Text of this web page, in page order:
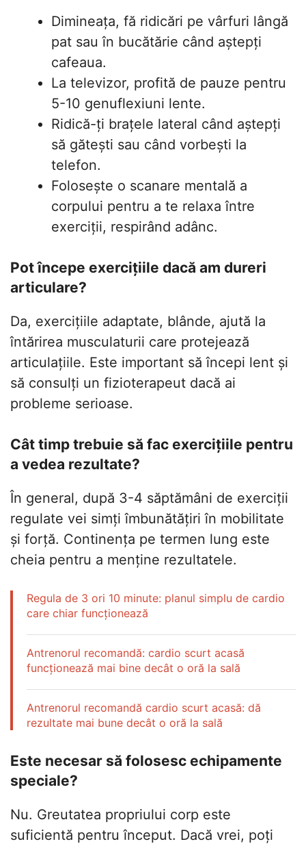
Dimineața, fă ridicări pe vârfuri lângă
pat sau în bucătărie când aștepți
cafeaua.
La televizor, profită de pauze pentru
5-10 genuflexiuni lente.
Ridică-ți brațele lateral când aștepți
să gătești sau când vorbești la
telefon.
Folosește o scanare mentală a
corpului pentru a te relaxa între
exerciții, respirând adânc.
Pot începe exercițiile dacă am dureri
articulare?
Da, exercițiile adaptate, blânde, ajută la
întărirea musculaturii care protejează
articulațiile. Este important să începi lent și
să consulți un fizioterapeut dacă ai
probleme serioase.
Cât timp trebuie să fac exercițiile pentru
a vedea rezultate?
În general, după 3-4 săptămâni de exerciții
regulate vei simți îmbunătățiri în mobilitate
și forță. Continența pe termen lung este
cheia pentru a menține rezultatele.
Regula de 3 ori 10 minute: planul simplu de cardio
care chiar funcționează
Antrenorul recomandă: cardio scurt acasă
funcționează mai bine decât o oră la sală
Antrenorul recomandă cardio scurt acasă: dă
rezultate mai bune decât o oră la sală
Este necesar să folosesc echipamente
speciale?
Nu. Greutatea propriului corp este
suficientă pentru început. Dacă vrei, poți